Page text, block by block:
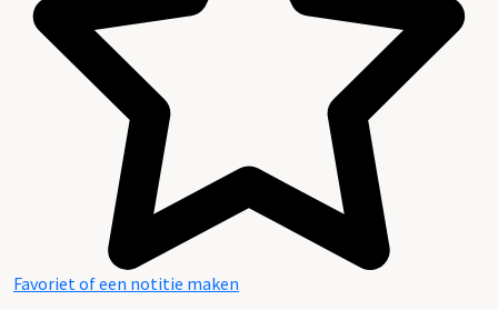
Favoriet of een notitie maken